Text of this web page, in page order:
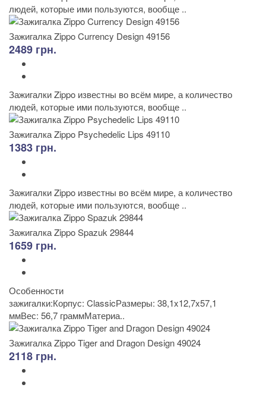
людей, которые ими пользуются, вообще ..
Зажигалка Zippo Currency Design 49156
2489 грн.
Зажигалки Zippo известны во всём мире, а количество
людей, которые ими пользуются, вообще ..
Зажигалка Zippo Psychedelic Lips 49110
1383 грн.
Зажигалки Zippo известны во всём мире, а количество
людей, которые ими пользуются, вообще ..
Зажигалка Zippo Spazuk 29844
1659 грн.
Особенности
зажигалки:Корпус: ClassicРазмеры: 38,1x12,7x57,1
ммВес: 56,7 граммМатериа..
Зажигалка Zippo Tiger and Dragon Design 49024
2118 грн.